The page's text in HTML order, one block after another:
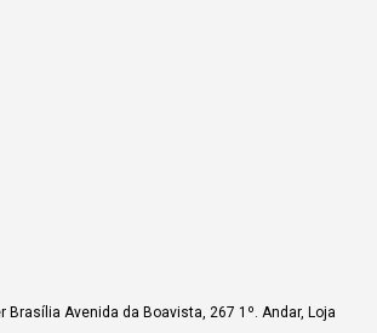
Brasília Avenida da Boavista, 267 1º. Andar, Loja